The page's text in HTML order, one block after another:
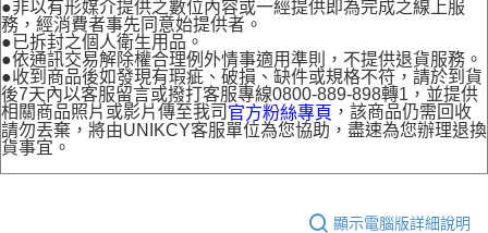
●非以有形媒介提供之數位內容或一經提供即為完成之線上服
務，經消費者事先同意始提供者。
●已拆封之個人衛生用品。
●依通訊交易解除權合理例外情事適用準則，不提供退貨服務。
●收到商品後如發現有瑕疵、破損、缺件或規格不符，請於到貨
後7天內以客服留言或撥打客服專線0800-889-898轉1，並提供
相關商品照片或影片傳至我司 官方粉絲專頁 ，該商品仍需回收
請勿丟棄，將由UNIKCY客服單位為您協助，盡速為您辦理退換
貨事宜。
顯示電腦版詳細說明